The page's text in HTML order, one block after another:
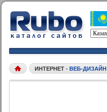
ИНТЕРНЕТ • ВЕБ-ДИЗАЙН